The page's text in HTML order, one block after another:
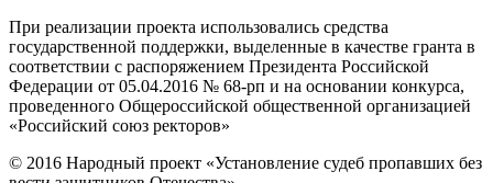
При реализации проекта использовались средства
государственной поддержки, выделенные в качестве гранта в
соответствии с распоряжением Президента Российской
Федерации от 05.04.2016 № 68-рп и на основании конкурса,
проведенного Общероссийской общественной организацией
«Российский союз ректоров»
© 2016 Народный проект «Установление судеб пропавших без